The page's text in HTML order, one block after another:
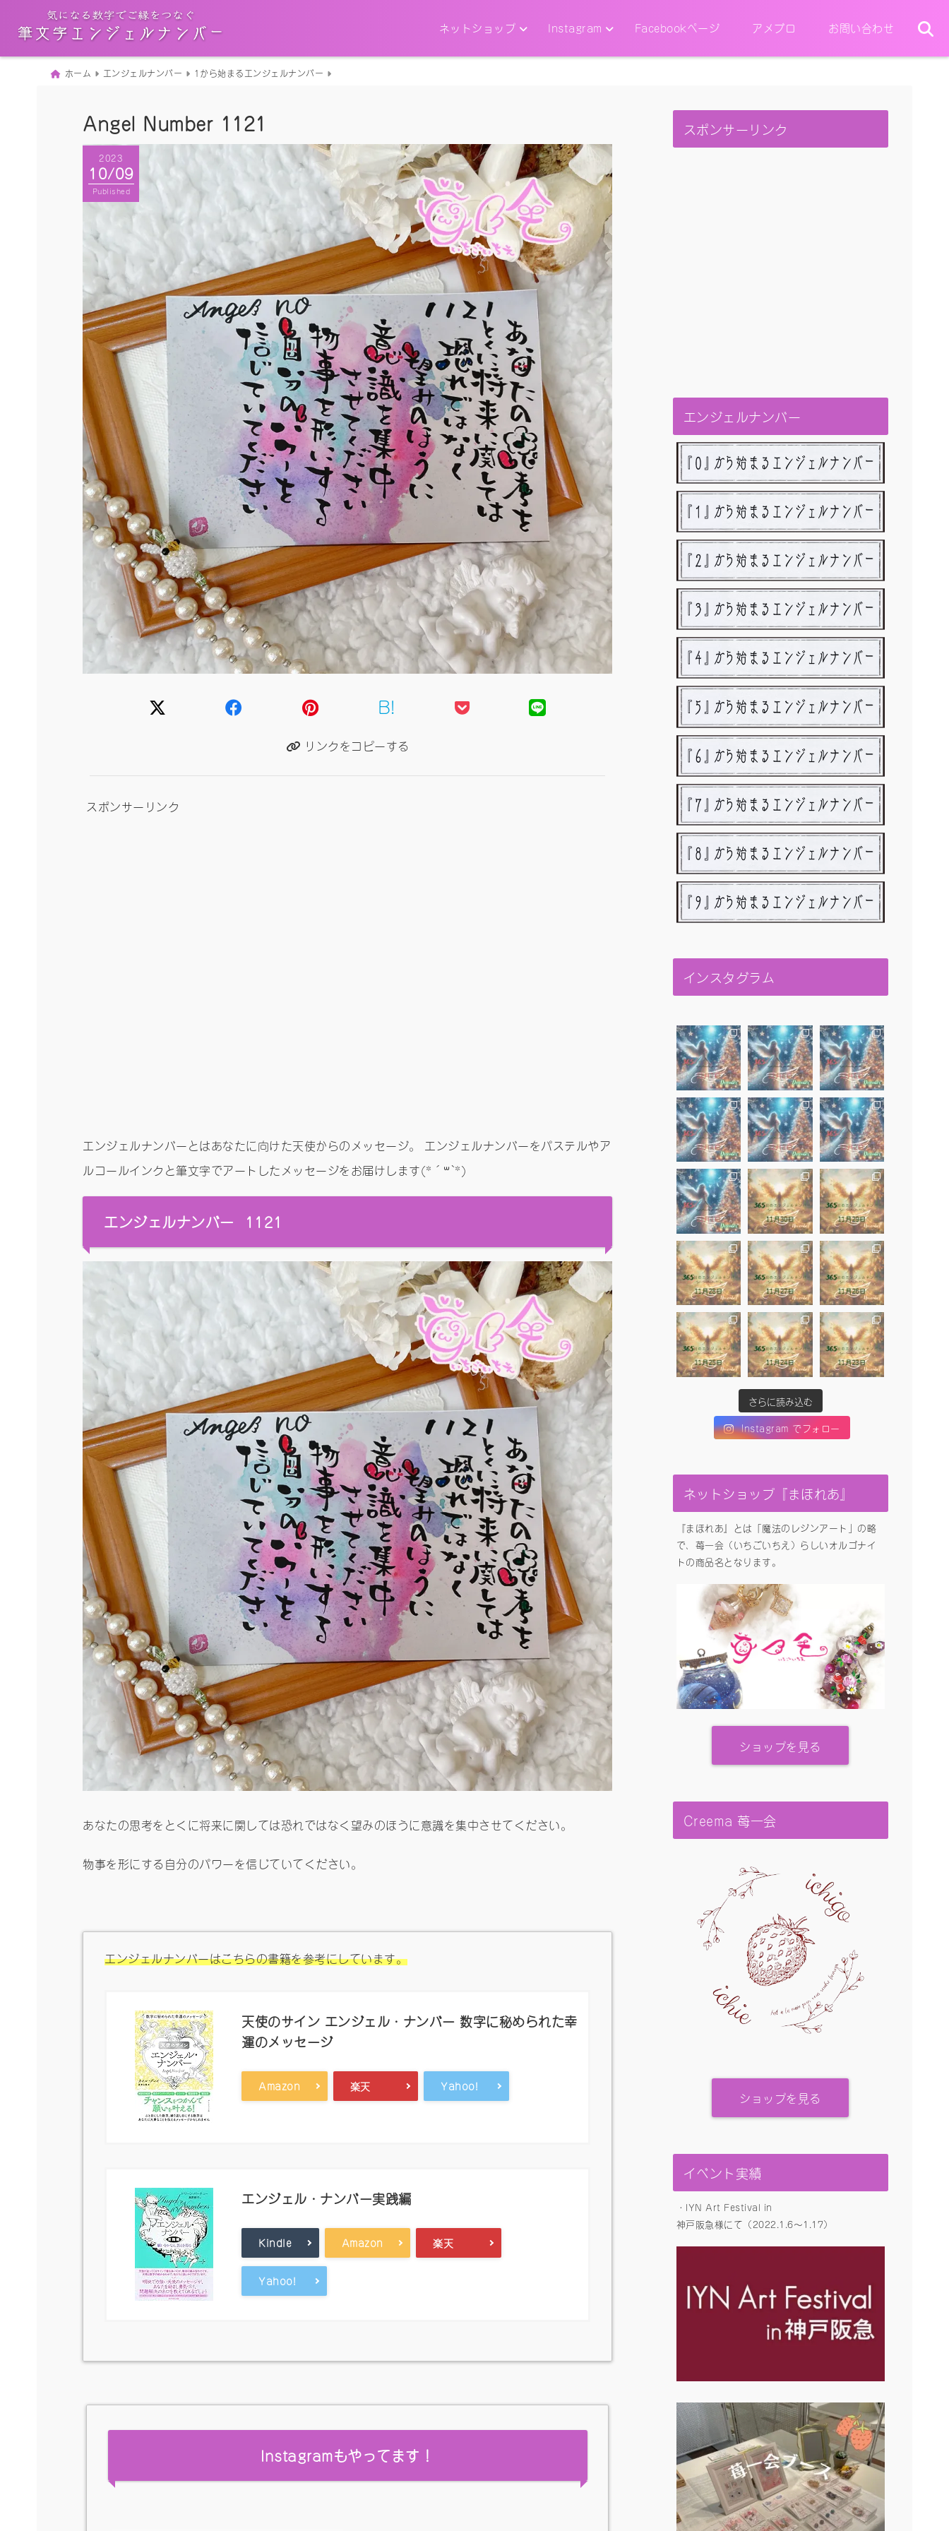
ネットショップ Instagram Facebookページ アメブロ お問い合わせ
ホーム エンジェルナンバー 1から始まるエンジェルナンバー
Angel Number 1121
2023
10/09
Published
B!
リンクをコピーする
スポンサーリンク
エンジェルナンバーとはあなたに向けた天使からのメッセージ。 エンジェルナンバーをパステルやア
ルコールインクと筆文字でアートしたメッセージをお届けします(*´꒳`*)
エンジェルナンバー 1121
あなたの思考をとくに将来に関しては恐れではなく望みのほうに意識を集中させてください。
物事を形にする自分のパワーを信じていてください。
エンジェルナンバーはこちらの書籍を参考にしています。
天使のサイン エンジェル・ナンバー 数字に秘められた幸
運のメッセージ
Amazon 楽天 Yahoo!
エンジェル・ナンバー実践編
Kindle Amazon 楽天
Yahoo!
Instagramもやってます！
スポンサーリンク
エンジェルナンバー
インスタグラム
さらに読み込む
Instagram でフォロー
ネットショップ『まほれあ』
『まほれあ』とは「魔法のレジンアート」の略
で、苺一会（いちごいちえ）らしいオルゴナイ
トの商品名となります。
ショップを見る
Creema 苺一会
ショップを見る
イベント実績
・IYN Art Festival in
神戸阪急様にて（2022.1.6〜1.17）